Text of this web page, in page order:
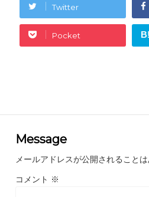
Twitter
Pocket
Message
メールアドレスが公開されること
コメント ※